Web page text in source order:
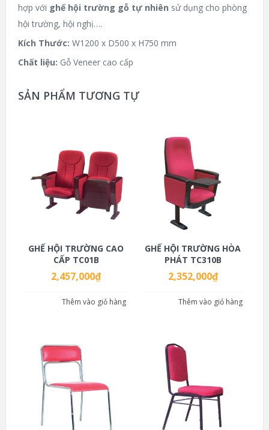
hợp với ghế hội trường gỗ tự nhiên sử dụng cho phòng
hội trường, hội nghị….
Kích Thước: W1200 x D500 x H750 mm
Chất liệu: Gỗ Veneer cao cấp
SẢN PHẨM TƯƠNG TỰ
GHẾ HỘI TRƯỜNG CAO
CẤP TC01B
2,457,000₫
Thêm vào giỏ hàng
GHẾ HỘI TRƯỜNG HÒA
PHÁT TC310B
2,352,000₫
Thêm vào giỏ hàng